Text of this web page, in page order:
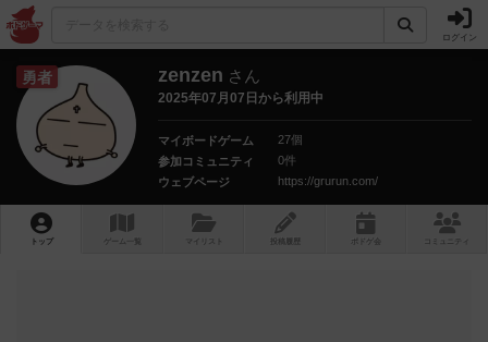
ログイン
勇者 zenzen さん
2025年07月07日から利用中
マイボードゲーム
27個
参加コミュニティ
0件
ウェブページ
https://grurun.com/
トップ ゲーム一覧 マイリスト 投稿履歴 ボ ドゲ コミュニティ